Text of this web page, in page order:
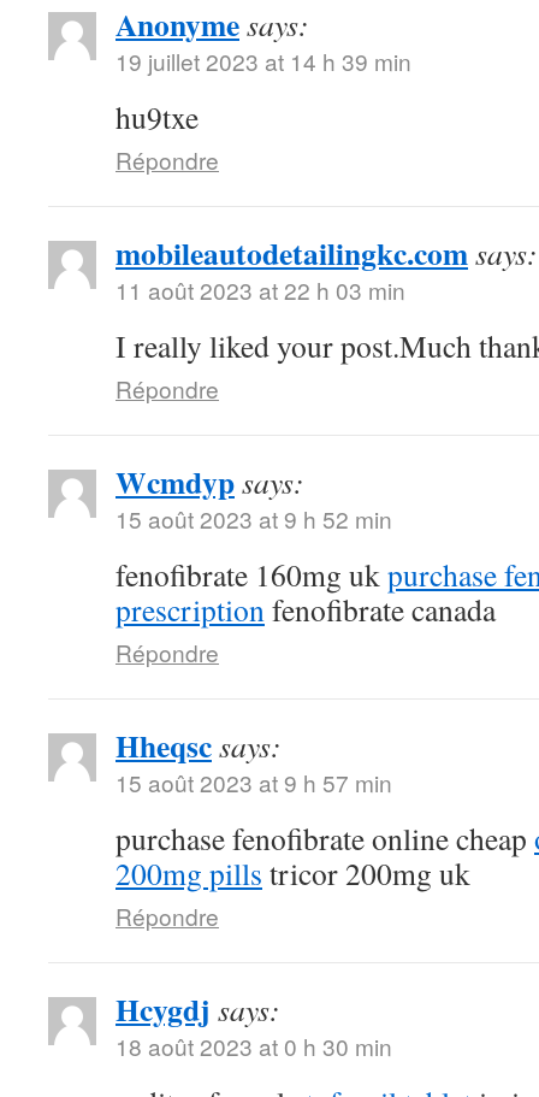
Anonymesays:
19 juillet 2023 at 14 h 39 min
hu9txe
Répondre
mobileautodetailingkc.comsays:
11 août 2023 at 22 h 03 min
I really liked your post.Much
Répondre
Wcmdypsays:
15 août 2023 at 9 h 52 min
fenofibrate 160mg ukpurchase
prescriptionfenofibrate canada
Répondre
Hheqscsays:
15 août 2023 at 9 h 57 min
purchase fenofibrate online cheap
200mg pills tricor 200mg uk
Répondre
Hcygdj says:
18 août 2023 at 0 h 30 min